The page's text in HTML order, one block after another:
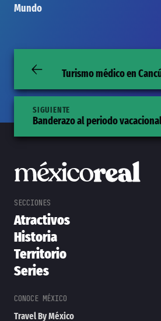
Mundo
Turismo médico en
SIGUIENTE
Banderazo al periodo
Atractivos
Historia
Territorio
Series
Travel By México